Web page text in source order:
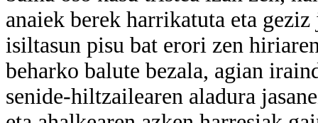
anaiek berek harrikatuta eta
isiltasun pisu bat erori zen
beharko balute bezala, agian
senide-hiltzailearen aladura